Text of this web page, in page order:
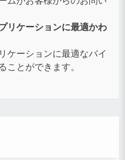
リケーションに最適かわ
ケーションに最適なバイ
ことができます。